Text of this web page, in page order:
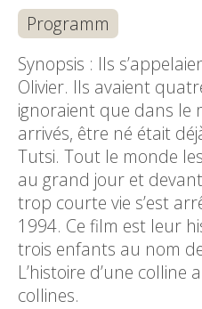
Programm
Synopsis : Ils
Olivier. Ils avaient
ignoraient que dans le
arrivés, être né était
Tutsi. Tout le monde
au grand jour et
trop courte vie s’est
1994. Ce film est leur
trois enfants au nom
L’histoire d’une
collines.